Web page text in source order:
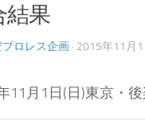
結果
ロレス企画 · 2015年11月1
11月1日(日)東京・後